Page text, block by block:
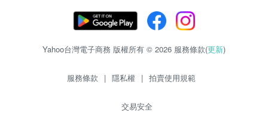
Yahoo台灣電子商務 版權所有 © 2026 服務條款(更新)
服務條款 | 隱私權 | 拍賣使用規範
交易安全